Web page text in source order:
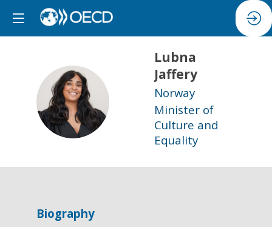
LJ
Lubna
Jaffery
Norway
Minister of
Culture and
Equality
Biography